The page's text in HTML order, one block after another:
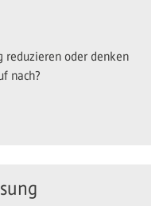
reduzieren oder denken
nach?